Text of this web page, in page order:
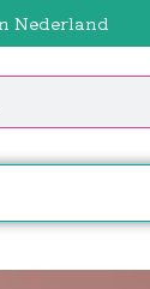
Nederland